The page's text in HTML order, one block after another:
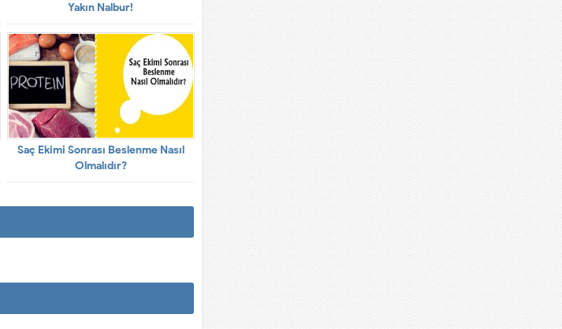
Yakın Nalbur!
Saç Ekimi Sonrası Beslenme Nasıl
Olmalıdır?